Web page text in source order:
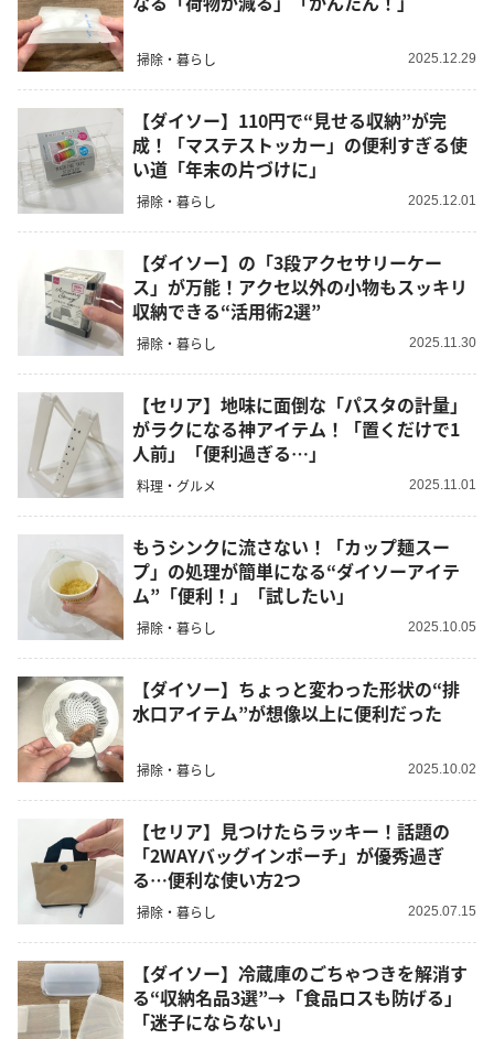
掃除・暮らし 2025.12.29
【ダイソー】110円で“見せる収納”が完
成！「マステストッカー」の便利すぎる使
い道「年末の片づけに」
掃除・暮らし 2025.12.01
【ダイソー】の「3段アクセサリーケー
ス」が万能！アクセ以外の小物もスッキリ
収納できる“活用術2選”
掃除・暮らし 2025.11.30
【セリア】地味に面倒な「パスタの計量」
がラクになる神アイテム！「置くだけで1
人前」「便利過ぎる…」
料理・グルメ 2025.11.01
もうシンクに流さない！「カップ麺スー
プ」の処理が簡単になる“ダイソーアイテ
ム”「便利！」「試したい」
掃除・暮らし 2025.10.05
【ダイソー】ちょっと変わった形状の“排
水口アイテム”が想像以上に便利だった
掃除・暮らし 2025.10.02
【セリア】見つけたらラッキー！話題の
「2WAYバッグインポーチ」が優秀過ぎ
る…便利な使い方2つ
掃除・暮らし 2025.07.15
【ダイソー】冷蔵庫のごちゃつきを解消す
る“収納名品3選”→「食品ロスも防げる」
「迷子にならない」